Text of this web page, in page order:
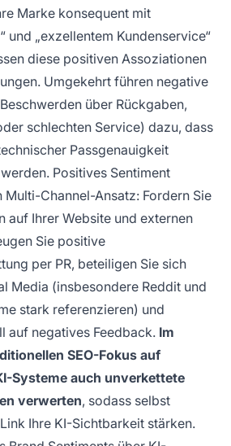
Marke konsequent mit
und „exzellentem Kundenservice“
diese positiven Assoziationen
Umgekehrt führen negative
über Rückgaben,
schlechten Service) dazu, dass
Passgenauigkeit
Positives Sentiment
Multi-Channel-Ansatz: Fordern Sie
auf Ihrer Website und externen
Sie positive
per PR, beteiligen Sie sich
Media (insbesondere Reddit und
stark referenzieren) und
auf negatives Feedback. Im
SEO-Fokus auf
Systeme auch unverkettete
verwerten, sodass selbst
Ihre KI-Sichtbarkeit stärken.